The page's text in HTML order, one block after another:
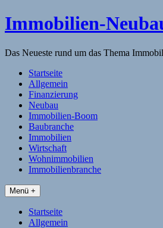
Skip
to
Immobilien-
Das Neueste rund um das Thema
Startseite
Allgemein
Finanzierung
Neubau
Immobilien-Boom
Baubranche
Immobilien
Wirtschaft
Wohnimmobilien
Immobilienbranche
Menü +
Startseite
Allgemein